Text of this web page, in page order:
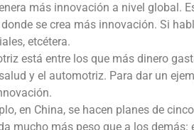
más innovación a nivel global.
se crea más innovación. Si
etcétera.
está entre los que más dinero
y el automotriz. Para dar un
en China, se hacen planes de
mucho más peso que a los demás: